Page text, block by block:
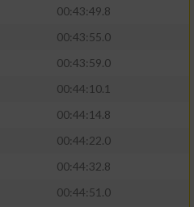
00:43:49.8
00:43:55.0
00:43:59.0
00:44:10.1
00:44:14.8
00:44:22.0
00:44:32.8
00:44:51.0